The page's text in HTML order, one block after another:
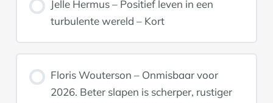
Jelle Hermus – Positief leven in een
turbulente wereld – Kort
Floris Wouterson – Onmisbaar voor
2026. Beter slapen is scherper, rustiger